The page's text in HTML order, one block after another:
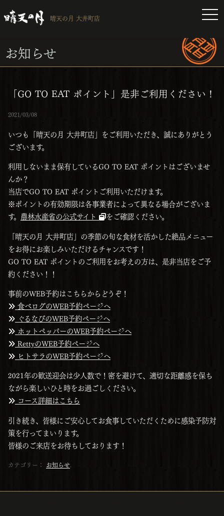
晴天の月 大井町店
お知らせ
「GO TO EAT ポイント」是非ご利用ください！
2021/03/08
いつも「晴天の月 大井町店」をご利用いただき、誠にありがとう
ございます。
利用しないまま保有しているGO TO EAT ポイントはございませ
んか？
当店でGO TO EAT ポイントご利用いただけます。
※ポイントの有効期限は各事業者によって異なる場合がございま
す。 農林水産省の公式サイト
をご確認ください。
「晴天の月 大井町店」の季節の旬な食材を活かした絶品メニュー
をお得にお楽しみいただけるチャンスです！
GO TO EAT ポイントのご利用をお考えの方は、是非当店をご予
約ください！！
事前のWEB予約はこちらからどうぞ！
食べログのWEB予約ページへ
ぐるなびのWEB予約ページへ
ホットペッパーのWEB予約ページへ
RettyのWEB予約ページへ
ヒトサラのWEB予約ページへ
2021年の歓送迎会は少人数で！密を避けて、適切な距離感を保ち
ながら楽しいひと時をお過ごしください。
コース詳細はこちら
引き続き、皆様にご安心してお食事していただくために感染予防対
策を行ってまいります。
皆様のご来店をお待ちしております！
カテゴリー： お知らせ.